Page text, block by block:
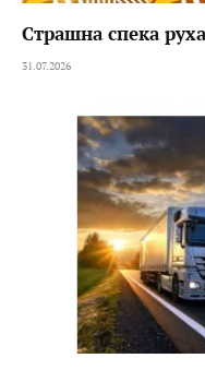
Страшна спека
31.07.2026